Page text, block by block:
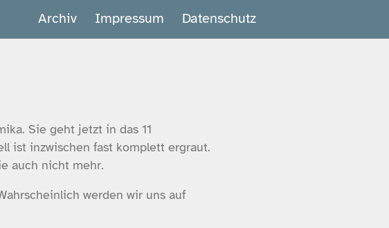
Archiv Impressum Datenschutz
Sie geht jetzt in das 11
ist inzwischen fast komplett ergraut.
auch nicht mehr.
werden wir uns auf